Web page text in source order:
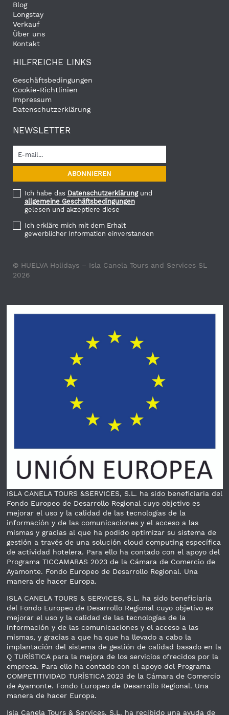
Blog
Longstay
Verkauf
Über uns
Kontakt
HILFREICHE LINKS
Geschäftsbedingungen
Cookie-Richtlinien
Impressum
Datenschutzerklärung
NEWSLETTER
Ich habe das Datenschutzerklärungund
allgemeine Geschäftsbedingungen
gelesen und akzeptiere diese
Ich erkläre mich mit dem Erhalt
gewerblicher Information einverstanden
© HUELVA Holidays – Isla Canela Tours and Services SL
2026
ISLA CANELA TOURS &SERVICES, S.L. ha sido beneficiaria del
Fondo Europeo de Desarrollo Regional cuyo objetivo es
mejorar el uso y la calidad de las tecnologías de la
información y de las comunicaciones y el acceso a las
mismas y gracias al que ha podido optimizar su sistema de
gestión a través de una solución cloud computing específica
de actividad hotelera. Para ello ha contado con el apoyo del
Programa TICCAMARAS 2023 de la Cámara de Comercio de
Ayamonte. Fondo Europeo de Desarrollo Regional. Una
manera de hacer Europa.
ISLA CANELA TOURS & SERVICES, S.L. ha sido beneficiaria
del Fondo Europeo de Desarrollo Regional cuyo objetivo es
mejorar el uso y la calidad de las tecnologías de la
información y de las comunicaciones y el acceso a las
mismas, y gracias a que ha que ha llevado a cabo la
implantación del sistema de gestión de calidad basado en la
Q TURÍSTICA para la mejora de los servicios ofrecidos por la
empresa. Para ello ha contado con el apoyo del Programa
COMPETITIVIDAD TURÍSTICA 2023 de la Cámara de Comercio
de Ayamonte. Fondo Europeo de Desarrollo Regional. Una
manera de hacer Europa.
Isla Canela Tours & Services, S.L. ha recibido una ayuda de